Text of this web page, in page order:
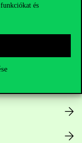
és